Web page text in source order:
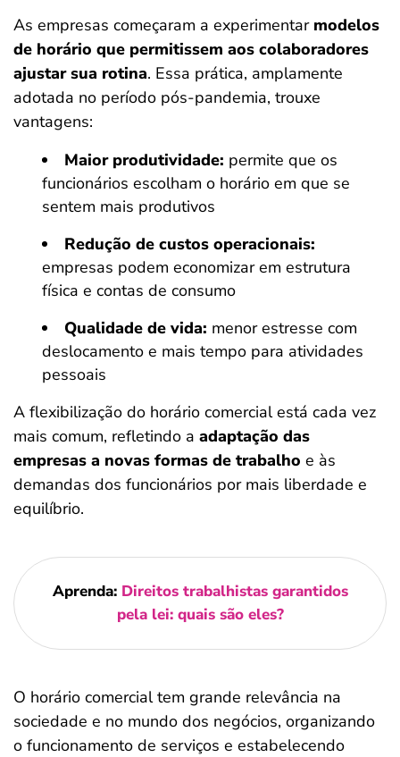
As empresas começaram a experimentar modelos
de horário que permitissem aos colaboradores
ajustar sua rotina. Essa prática, amplamente
adotada no período pós-pandemia, trouxe
vantagens:
Maior produtividade: permite que os
funcionários escolham o horário em que se
sentem mais produtivos
Redução de custos operacionais:
empresas podem economizar em estrutura
física e contas de consumo
Qualidade de vida: menor estresse com
deslocamento e mais tempo para atividades
pessoais
A flexibilização do horário comercial está cada vez
mais comum, refletindo a adaptação das
empresas a novas formas de trabalho e às
demandas dos funcionários por mais liberdade e
equilíbrio.
Aprenda: Direitos trabalhistas garantidos
pela lei: quais são eles?
O horário comercial tem grande relevância na
sociedade e no mundo dos negócios, organizando
o funcionamento de serviços e estabelecendo